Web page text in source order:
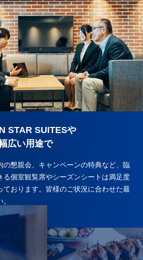
STAR SUITESや
広い用途で
の懇親会、キャンペーンの特典など、臨
る個室観覧席やシーズンシートは満足度
ております。皆様のご状況に合わせた最